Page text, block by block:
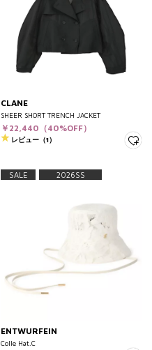
CLANE
SHEER SHORT TRENCH JACKET
￥22,440（40%OFF）
レビュー（1）
SALE 2026SS
ENTWURFEIN
Colle Hat.C